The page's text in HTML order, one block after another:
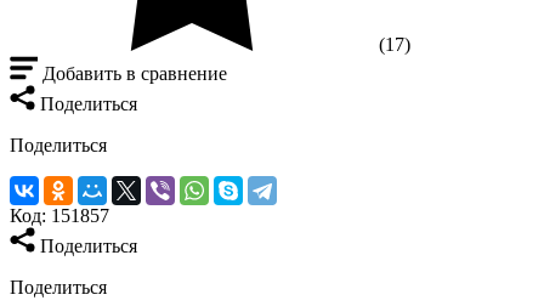
(17)
Добавить в сравнение
Поделиться
Поделиться
Код: 151857
Поделиться
Поделиться